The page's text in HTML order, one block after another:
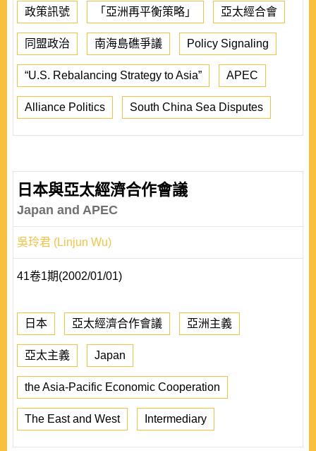
政策訊號 「亞洲再平衡策略」 亞太經合會
同盟政治 南海島礁爭議 Policy Signaling
“U.S. Rebalancing Strategy to Asia” APEC
Alliance Politics South China Sea Disputes
日本與亞太經濟合作會議
Japan and APEC
吳玲君 (Linjun Wu)
41卷1期(2002/01/01)
日本 亞太經濟合作會議 亞洲主義
亞太主義 Japan
the Asia-Pacific Economic Cooperation
The East and West Intermediary